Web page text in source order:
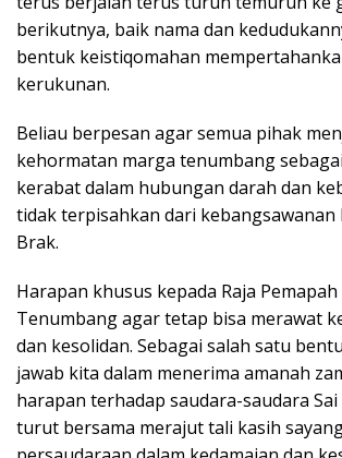
berikutnya, baik nama dan
bentuk keistiqomahan
kerukunan.
Beliau berpesan agar semua pihak
kehormatan marga tenumbang
kerabat dalam hubungan darah dan
tidak terpisahkan dari kebangsawanan
Brak.
Harapan khusus kepada Raja
Tenumbang agar tetap bisa merawat
dan kesolidan. Sebagai salah satu
jawab kita dalam menerima amanah
harapan terhadap saudara-saudara
turut bersama merajut tali kasih